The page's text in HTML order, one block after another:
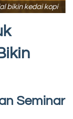
bikin kedai kopi
Seminar